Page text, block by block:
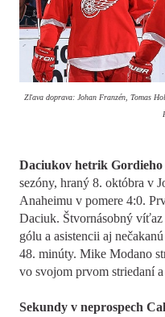
Zľava doprava: Johan Franzén, Tomas
Daciukov hetrik Gordieho
sezóny, hraný 8. októbra v
Anaheimu v pomere 4:0.
Daciuk. Štvornásobný
gólu a asistencii aj
48. minúty. Mike Modano
vo svojom prvom striedaní
Sekundy v neprospech